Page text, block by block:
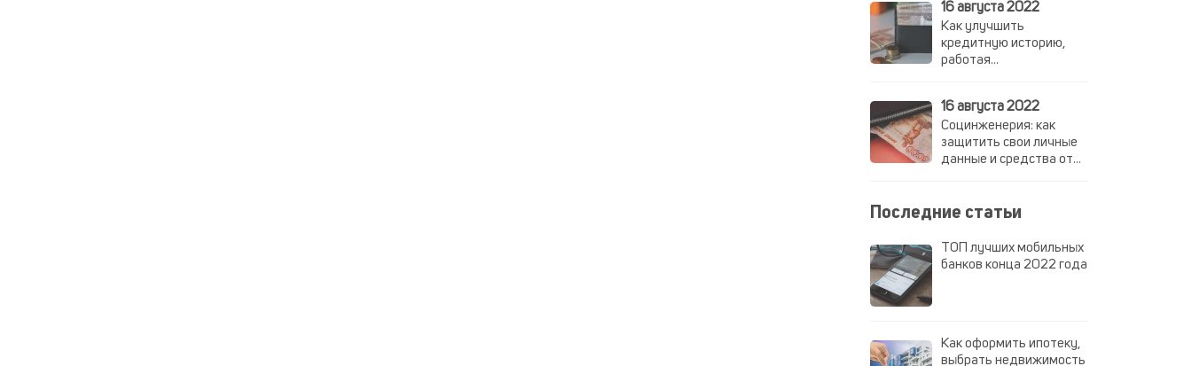
16 августа 2022
Как улучшить
кредитную историю,
работая
16 августа 2022
Социнженерия: как
защитить свои личные
данные и средства от
Последние статьи
ТОП лучших мобильных
банков конца 2022 года
Как оформить ипотеку,
выбрать недвижимость